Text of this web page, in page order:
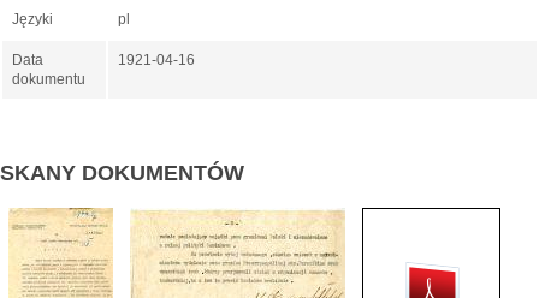
Języki pl
Data
dokumentu
1921-04-16
SKANY DOKUMENTÓW